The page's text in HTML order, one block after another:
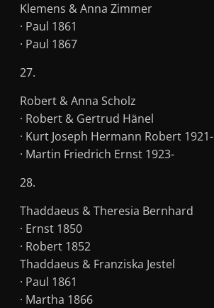
Klemens & Anna Zimmer
· Paul 1861
· Paul 1867
27.
Robert & Anna Scholz
· Robert & Gertrud Hänel
· Kurt Joseph Hermann Robert 1921-
· Martin Friedrich Ernst 1923-
28.
Thaddaeus & Theresia Bernhard
· Ernst 1850
· Robert 1852
Thaddaeus & Franziska Jestel
· Paul 1861
· Martha 1866